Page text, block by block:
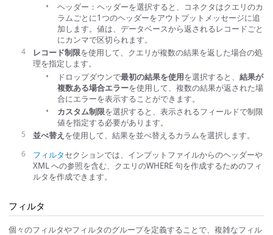
ヘッダー：ヘッダーを選択すると、コネクタはクエリのカ
ラムごとに1つのヘッダーをアウトプットメッセージに追
加します。値は、データベースから返されるレコードごと
にカンマで区切られます。
レコード制限を使用して、クエリが複数の結果を返した場合の処
理を指定します。
ドロップダウンで最初の結果を使用を選択すると、 結果が
複数ある場合エラーを使用して、複数の結果が返された場
合にエラーを表示することができます。
カスタム制限を選択すると、表示されるフィールドで制限
値を指定する必要があります。
並べ替え を使用して、結果を並べ替えるカラムを選択します。
フィルタセクションでは、インプットファイルからのヘッダーや
XML への参照を含む、クエリのWHERE 句を作成するためのフィ
ルタを作成できます。
フィルタ
個々のフィルタやフィルタのグループを定義することで、複雑なフィル